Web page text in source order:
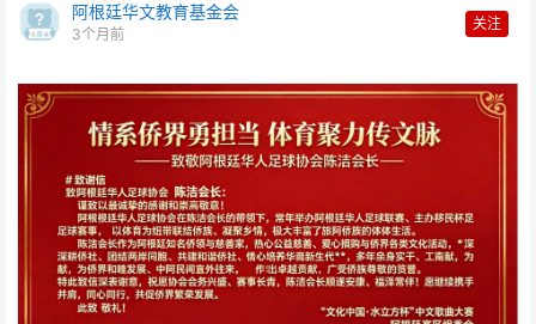
阿根廷华文教育基金会
3个月前
关注
以体育凝聚侨胞 以善行彰显大爱:
致陈洁会长的感谢信